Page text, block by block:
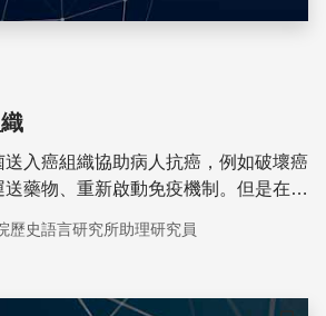
入癌組織協助病人抗癌，例如破壞癌
藥物、重新啟動免疫機制。但是在研
歷史語言研究所助理研究員